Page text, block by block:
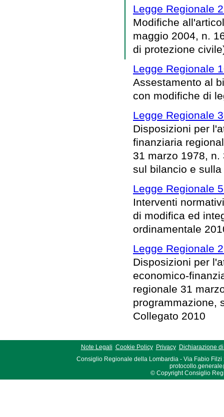
Legge Regionale
Modifiche
maggio 2004, n.
di protezione
Legge Regionale
Assestamento al
con modifiche di
Legge Regionale
Disposizioni per
finanziaria
31 marzo 1978, n.
sul bilancio e
Legge Regionale
Interventi
di modifica ed
ordinamentale
Legge Regionale
Disposizioni per
economico-
regionale 31
programmazione,
Collegato 2010
Note Legali Cookie Policy Privacy
Dichiarazione
Consiglio Regionale della Lombardia - Via Fabio Filzi
© Copyright Consiglio